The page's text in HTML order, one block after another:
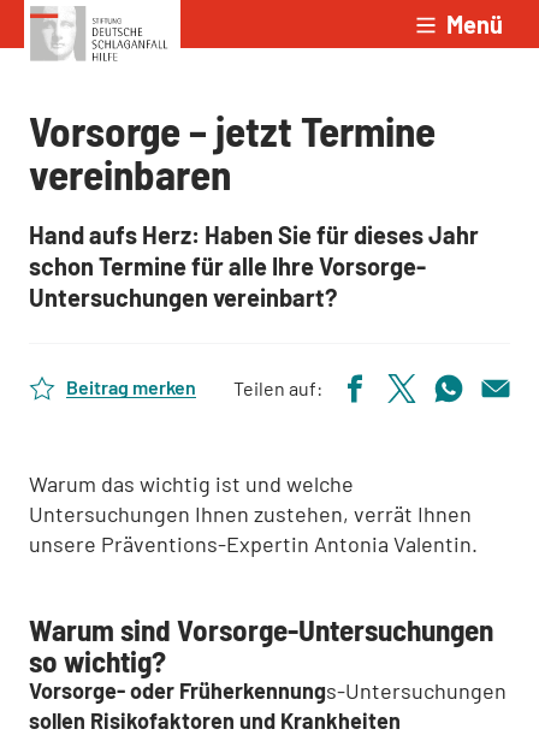
Zum Inhalt springen Menü
Vorsorge – jetzt Termine
vereinbaren
Hand aufs Herz: Haben Sie für dieses Jahr
schon Termine für alle Ihre Vorsorge-
Untersuchungen vereinbart?
Beitrag merken Teilen auf:
Warum das wichtig ist und welche
Untersuchungen Ihnen zustehen, verrät Ihnen
unsere Präventions-Expertin Antonia Valentin.
Warum sind Vorsorge-Untersuchungen
so wichtig?
Vorsorge- oder Früherkennungs-Untersuchungen
sollen Risikofaktoren und Krankheiten